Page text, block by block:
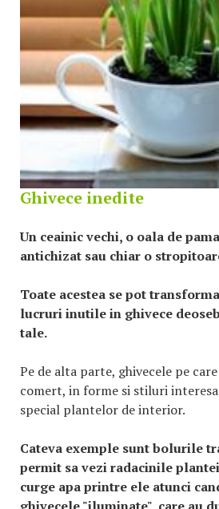
Ghivece inedite
Un ceainic vechi, o oala de
antichizat sau chiar o
Toate acestea se pot
lucruri inutile in ghivece
tale.
Pe de alta parte, ghivecele pe
comert, in forme si stiluri
special plantelor de interior.
Cateva exemple sunt bolurile
permit sa vezi radacinile
curge apa printre ele atunci